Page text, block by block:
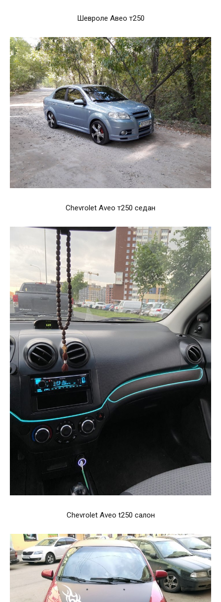
Шевроле Авео т250
Chevrolet Aveo т250 седан
Chevrolet Aveo t250 салон